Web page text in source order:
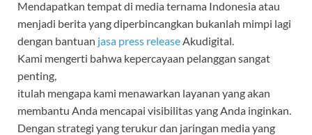
Mendapatkan tempat di media ternama Indonesia atau
menjadi berita yang diperbincangkan bukanlah mimpi lagi
dengan bantuan jasa press release Akudigital.
Kami mengerti bahwa kepercayaan pelanggan sangat
penting,
itulah mengapa kami menawarkan layanan yang akan
membantu Anda mencapai visibilitas yang Anda inginkan.
Dengan strategi yang terukur dan jaringan media yang